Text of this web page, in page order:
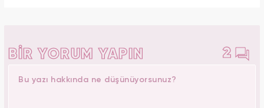
BİR YORUM YAPIN 2